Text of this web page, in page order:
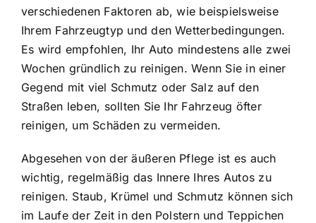
verschiedenen Faktoren ab, wie beispielsweise
Ihrem Fahrzeugtyp und den Wetterbedingungen.
Es wird empfohlen, Ihr Auto mindestens alle zwei
Wochen gründlich zu reinigen. Wenn Sie in einer
Gegend mit viel Schmutz oder Salz auf den
Straßen leben, sollten Sie Ihr Fahrzeug öfter
reinigen, um Schäden zu vermeiden.
Abgesehen von der äußeren Pflege ist es auch
wichtig, regelmäßig das Innere Ihres Autos zu
reinigen. Staub, Krümel und Schmutz können sich
im Laufe der Zeit in den Polstern und Teppichen